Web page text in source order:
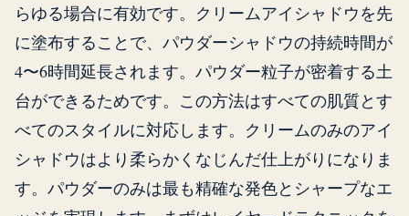
らゆる場合に有効です。クリームアイシャドウを先
に塗布することで、パウダーシャドウの持続時間が
4〜6時間延長されます。パウダー粒子が密着する土
台ができるためです。この方法はすべての肌質とす
べてのスタイルに対応します。クリームのみのアイ
シャドウはより柔らかくなじんだ仕上がりになりま
す。パウダーのみは最も精確な発色とシャープなエ